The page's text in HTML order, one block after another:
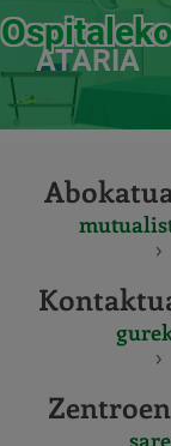
ATARIA
Zentroen